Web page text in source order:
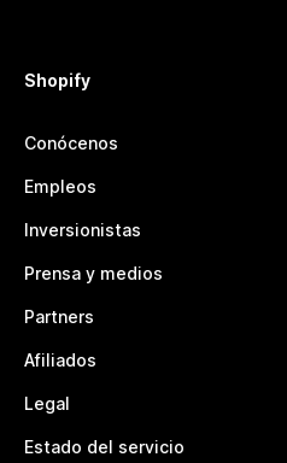
Shopify
Conócenos
Empleos
Inversionistas
Prensa y medios
Partners
Afiliados
Legal
Estado del servicio